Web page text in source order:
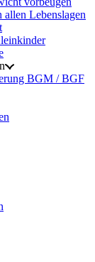
allen Lebenslagen
BGM / BGF